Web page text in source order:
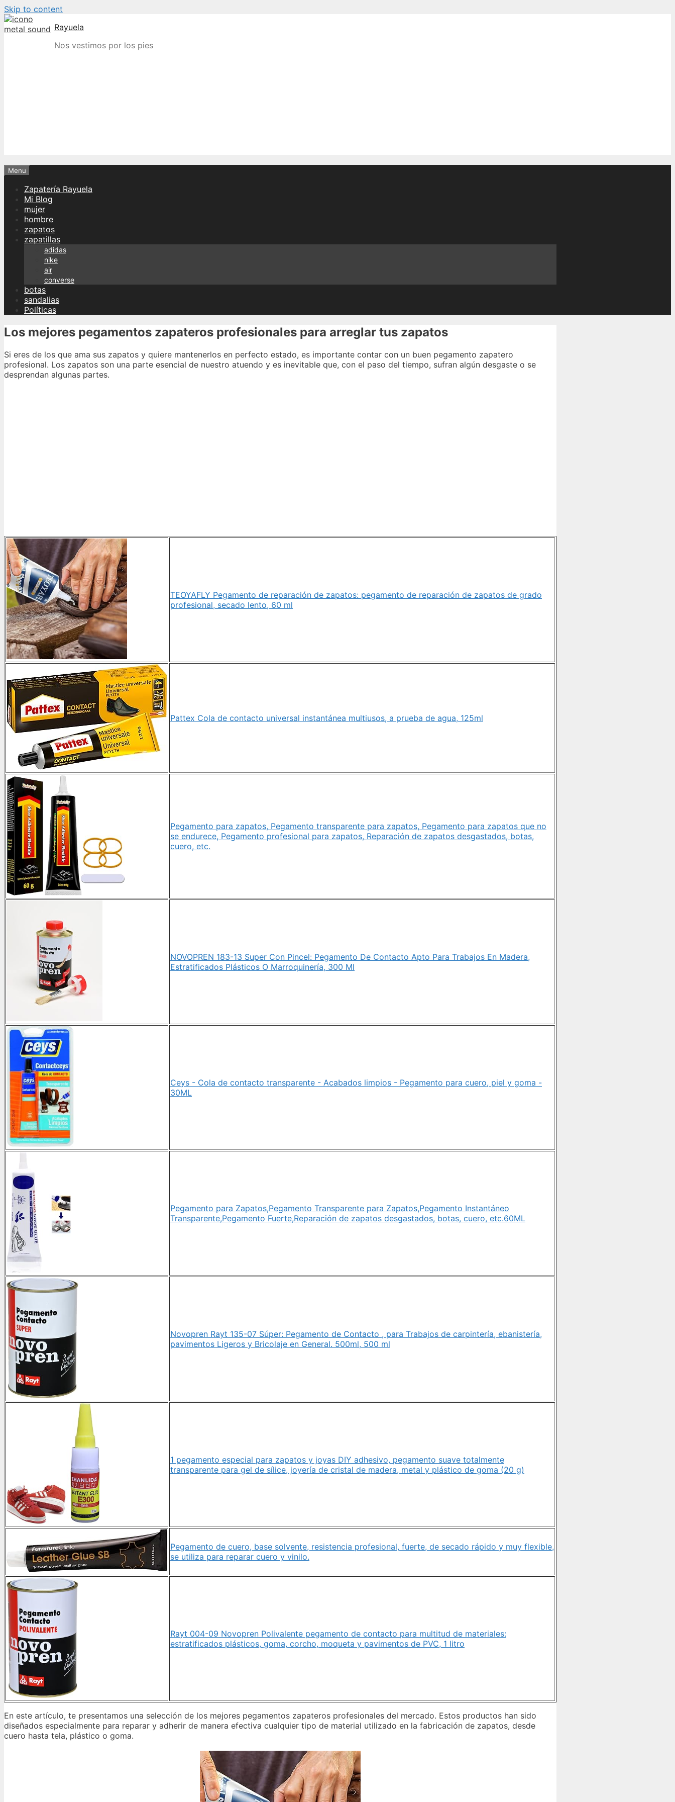
Skip to content
Rayuela
Nos vestimos por los pies
Menu
Zapatería Rayuela
Mi Blog
mujer
hombre
zapatos
zapatillas
adidas
nike
air
converse
botas
sandalias
Políticas
Los mejores pegamentos zapateros profesionales para arreglar tus zapatos
Si eres de los que ama sus zapatos y quiere mantenerlos en perfecto estado, es importante contar con un buen pegamento zapatero
profesional. Los zapatos son una parte esencial de nuestro atuendo y es inevitable que, con el paso del tiempo, sufran algún desgaste o se
desprendan algunas partes.
TEOYAFLY Pegamento de reparación de zapatos: pegamento de reparación de zapatos de grado
profesional, secado lento, 60 ml
Pattex Cola de contacto universal instantánea multiusos, a prueba de agua, 125ml
Pegamento para zapatos, Pegamento transparente para zapatos, Pegamento para zapatos que no
se endurece, Pegamento profesional para zapatos, Reparación de zapatos desgastados, botas,
cuero, etc.
NOVOPREN 183-13 Super Con Pincel: Pegamento De Contacto Apto Para Trabajos En Madera,
Estratificados Plásticos O Marroquinería, 300 Ml
Ceys - Cola de contacto transparente - Acabados limpios - Pegamento para cuero, piel y goma -
30ML
Pegamento para Zapatos,Pegamento Transparente para Zapatos,Pegamento Instantáneo
Transparente,Pegamento Fuerte,Reparación de zapatos desgastados, botas, cuero, etc.60ML
Novopren Rayt 135-07 Súper: Pegamento de Contacto , para Trabajos de carpintería, ebanistería,
pavimentos Ligeros y Bricolaje en General. 500ml, 500 ml
1 pegamento especial para zapatos y joyas DIY adhesivo, pegamento suave totalmente
transparente para gel de sílice, joyería de cristal de madera, metal y plástico de goma (20 g)
Pegamento de cuero, base solvente, resistencia profesional, fuerte, de secado rápido y muy flexible,
se utiliza para reparar cuero y vinilo.
Rayt 004-09 Novopren Polivalente pegamento de contacto para multitud de materiales:
estratificados plásticos, goma, corcho, moqueta y pavimentos de PVC, 1 litro
En este artículo, te presentamos una selección de los mejores pegamentos zapateros profesionales del mercado. Estos productos han sido
diseñados especialmente para reparar y adherir de manera efectiva cualquier tipo de material utilizado en la fabricación de zapatos, desde
cuero hasta tela, plástico o goma.